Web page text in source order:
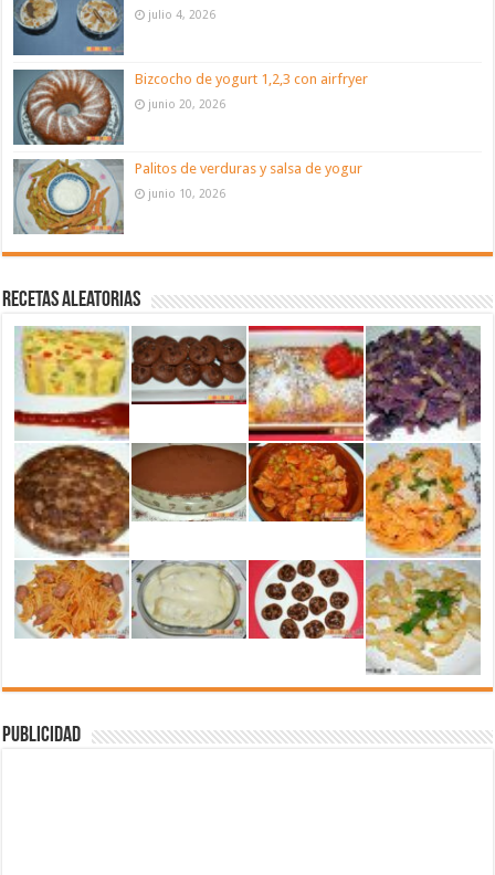
julio 4, 2026
Bizcocho de yogurt 1,2,3 con airfryer
junio 20, 2026
Palitos de verduras y salsa de yogur
junio 10, 2026
Recetas aleatorias
Publicidad